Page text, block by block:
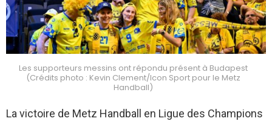
Les supporteurs messins ont répondu présent à Budapest
(Crédits photo : Kevin Clement/Icon Sport pour le Metz
Handball)
La victoire de Metz Handball en Ligue des Champions